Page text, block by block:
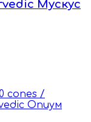
Мускус